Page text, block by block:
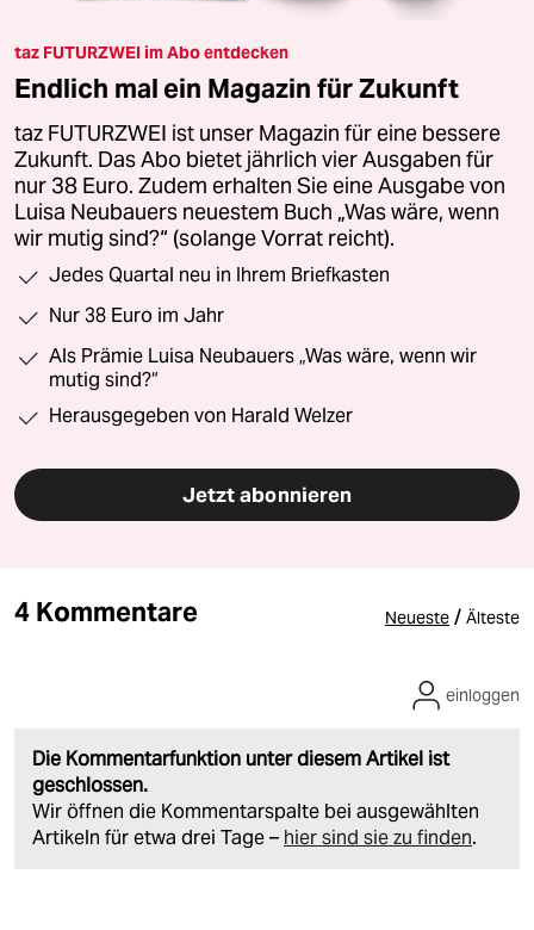
taz FUTURZWEI im Abo entdecken
Endlich mal ein Magazin für Zukunft
taz FUTURZWEI ist unser Magazin für eine bessere
Zukunft. Das Abo bietet jährlich vier Ausgaben für
nur 38 Euro. Zudem erhalten Sie eine Ausgabe von
Luisa Neubauers neuestem Buch „Was wäre, wenn
wir mutig sind?“ (solange Vorrat reicht).
Jedes Quartal neu in Ihrem Briefkasten
Nur 38 Euro im Jahr
Als Prämie Luisa Neubauers „Was wäre, wenn wir
mutig sind?“
Herausgegeben von Harald Welzer
Jetzt abonnieren
4 Kommentare Neueste / Älteste
Die Kommentarfunktion unter diesem Artikel ist
geschlossen.
Wir öffnen die Kommentarspalte bei ausgewählten
Artikeln für etwa drei Tage – hier sind sie zu finden.
einloggen